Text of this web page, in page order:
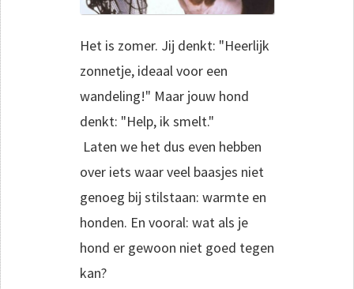
Het is zomer. Jij denkt: "Heerlijk
zonnetje, ideaal voor een
wandeling!" Maar jouw hond
denkt: "Help, ik smelt."
Laten we het dus even hebben
over iets waar veel baasjes niet
genoeg bij stilstaan: warmte en
honden. En vooral: wat als je
hond er gewoon niet goed tegen
kan?